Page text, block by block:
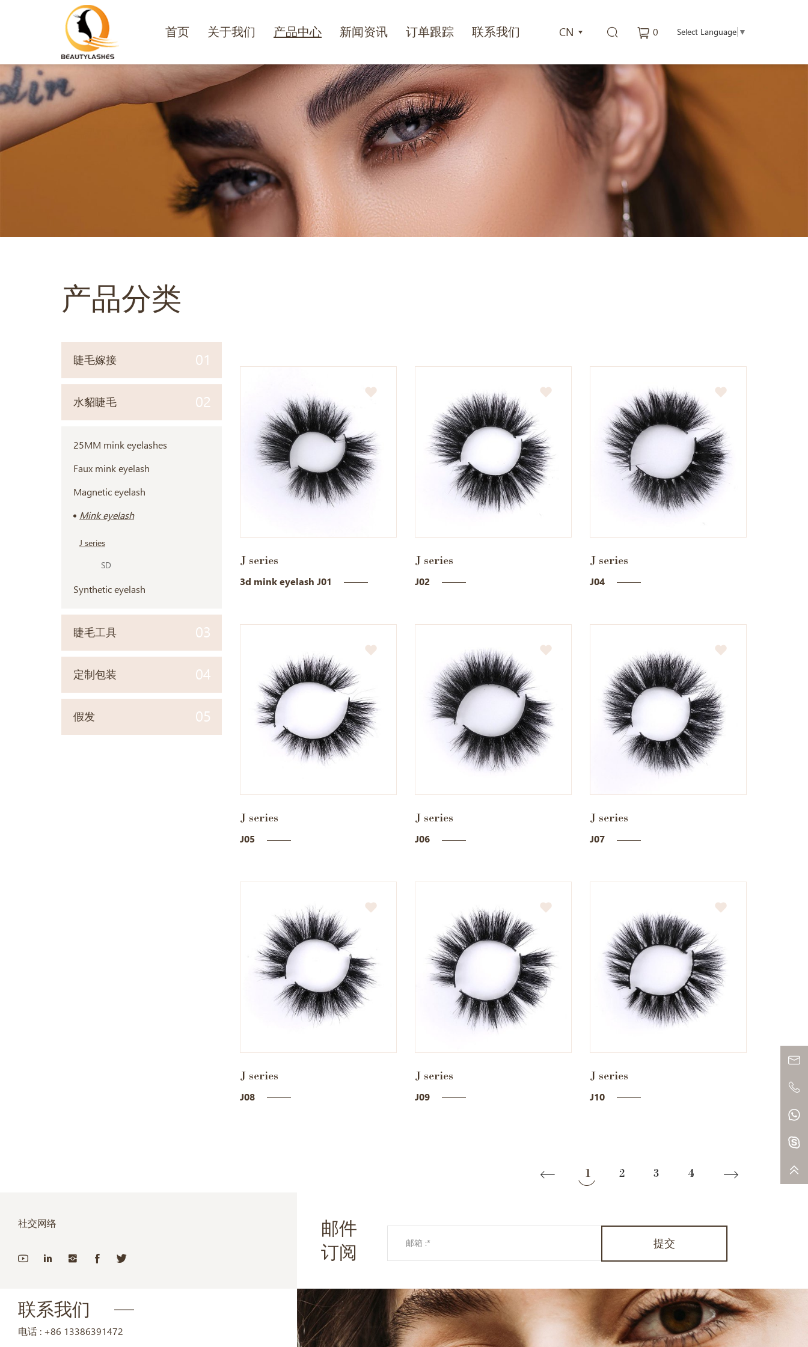
Select Language ▼
0
CN
首页 关于我们 产品中心 新闻资讯 订单跟踪 联系我们
产品分类
睫毛嫁接 01
水貂睫毛 02
25MM mink eyelashes
Faux mink eyelash
Magnetic eyelash
Mink eyelash
J series
SD
Synthetic eyelash
睫毛工具 03
定制包装 04
假发 05
J series
3d mink eyelash J01
J series
J02
J series
J04
J series
J05
J series
J06
J series
J07
J series
J08
J series
J09
J series
J10
1 2 3 4
社交网络
联系我们
电话 : +86 13386391472
邮件
订阅
提交